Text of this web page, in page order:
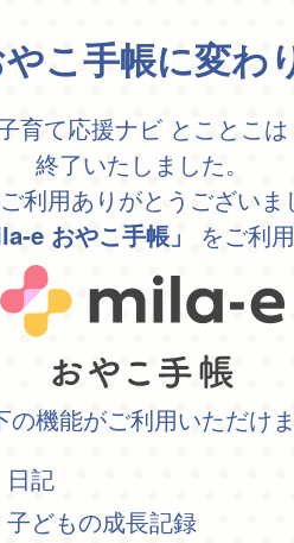
こ手帳に変わ
育て応援ナビ とことこは
終了いたしました。
利用ありがとうございま
e おやこ手帳」 をご利
の機能がご利用いただけ
日記
子どもの成長記録